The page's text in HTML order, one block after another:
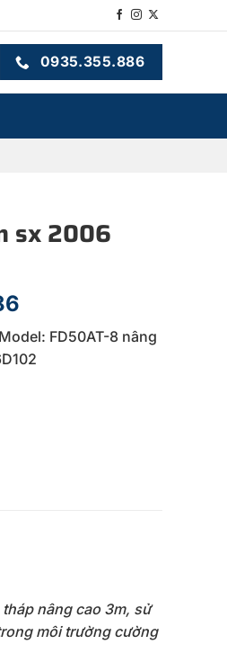
0935.355.886
sx 2006
FD50AT-8 nâng
nâng cao 3m, sử
môi trường cường